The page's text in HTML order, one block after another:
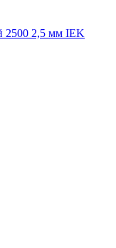
2500 2,5 мм IEK